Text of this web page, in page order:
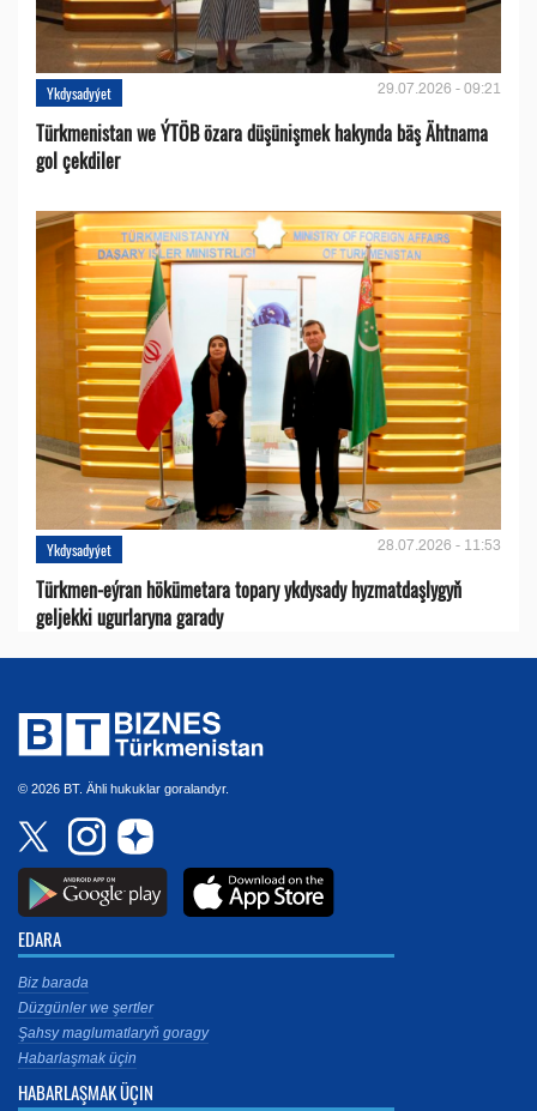
Ykdysadyýet 29.07.2026 - 09:21
Türkmenistan we ÝTÖB özara düşünişmek hakynda bäş Ähtnama
gol çekdiler
Ykdysadyýet 28.07.2026 - 11:53
Türkmen-eýran hökümetara topary ykdysady hyzmatdaşlygyň
geljekki ugurlaryna garady
© 2026 BT. Ähli hukuklar goralandyr.
EDARA
Biz barada
Düzgünler we şertler
Şahsy maglumatlaryň goragy
Habarlaşmak üçin
HABARLAŞMAK ÜÇIN